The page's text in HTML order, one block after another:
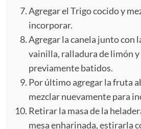
Agregar el Trigo cocido y
incorporar.
Agregar la canela junto con
vainilla, ralladura de limón y
previamente batidos.
Por último agregar la fruta
mezclar nuevamente para
Retirar la masa de la
mesa enharinada, estirarla